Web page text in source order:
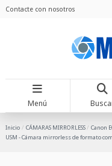
Contacte con nosotros
Menú
Inicio CÁMARAS MIRRORLESS
Canon
USM - Cámara mirrorless de formato